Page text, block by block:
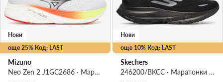
още 25% Код: LAST
Нови
Mizuno
Neo Zen 2 J1GC2686 · Маратонки за бягане
още 10% Код: LAST
Нови
Skechers
246200/BKCC · Маратонки за бягане